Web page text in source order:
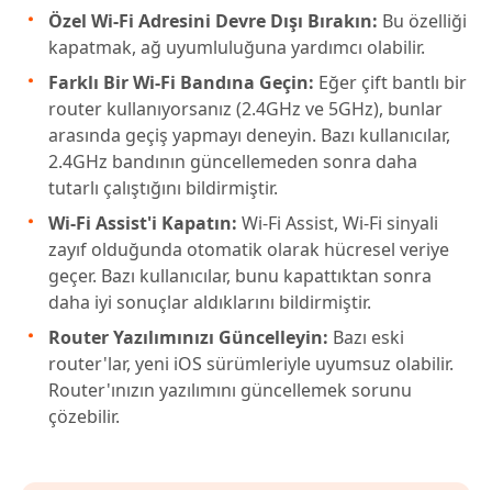
Özel Wi-Fi Adresini Devre Dışı Bırakın: Bu özelliği
kapatmak, ağ uyumluluğuna yardımcı olabilir.
Farklı Bir Wi-Fi Bandına Geçin: Eğer çift bantlı bir
router kullanıyorsanız (2.4GHz ve 5GHz), bunlar
arasında geçiş yapmayı deneyin. Bazı kullanıcılar,
2.4GHz bandının güncellemeden sonra daha
tutarlı çalıştığını bildirmiştir.
Wi-Fi Assist'i Kapatın: Wi-Fi Assist, Wi-Fi sinyali
zayıf olduğunda otomatik olarak hücresel veriye
geçer. Bazı kullanıcılar, bunu kapattıktan sonra
daha iyi sonuçlar aldıklarını bildirmiştir.
Router Yazılımınızı Güncelleyin: Bazı eski
router'lar, yeni iOS sürümleriyle uyumsuz olabilir.
Router'ınızın yazılımını güncellemek sorunu
çözebilir.